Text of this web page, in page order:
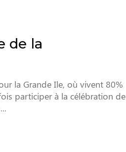
de la
la Grande Ile, où vivent 80%
participer à la célébration de